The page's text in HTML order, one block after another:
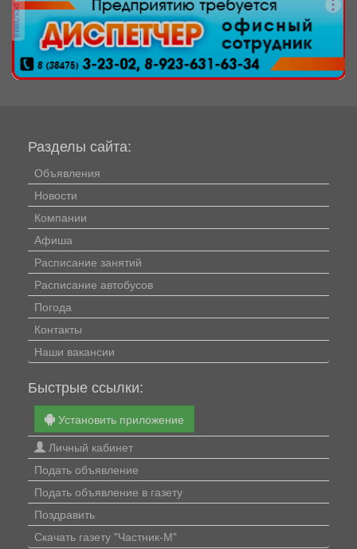
реклама
Разделы сайта:
Объявления
Новости
Компании
Афиша
Расписание занятий
Расписание автобусов
Погода
Контакты
Наши вакансии
Быстрые ссылки:
Установить приложение
Личный кабинет
Подать объявление
Подать объявление в газету
Поздравить
Скачать газету "Частник-М"